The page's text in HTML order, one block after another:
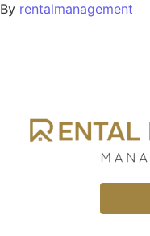
By rentalmanagement